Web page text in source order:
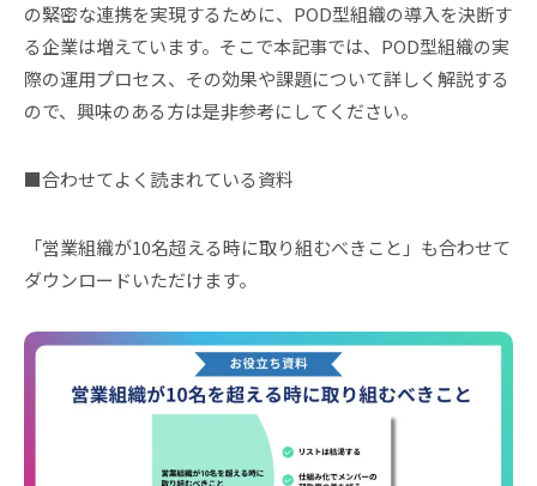
の緊密な連携を実現するために、POD型組織の導入を決断す
る企業は増えています。そこで本記事では、POD型組織の実
際の運用プロセス、その効果や課題について詳しく解説する
ので、興味のある方は是非参考にしてください。
■合わせてよく読まれている資料
「営業組織が10名超える時に取り組むべきこと」も合わせて
ダウンロードいただけます。